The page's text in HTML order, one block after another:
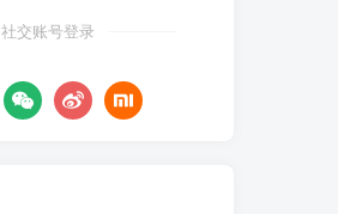
目，一部手机轻松日赚
载安装app即可获取高额收
益
5
自媒体代发文章项目 一
社交账号登录